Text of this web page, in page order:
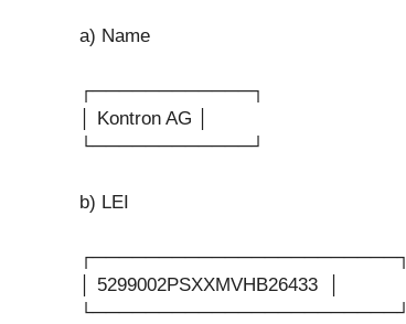
a) Name
┌────────────┐
│ Kontron AG │
└────────────┘
b) LEI
┌───────────────────────┐
│ 5299002PSXXMVHB26433 │
└───────────────────────┘